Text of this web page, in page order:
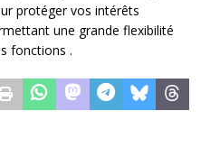
protéger vos intérêts
une grande flexibilité
fonctions .